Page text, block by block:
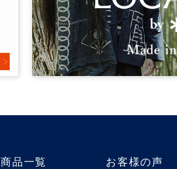
商品一覧 お客様の声